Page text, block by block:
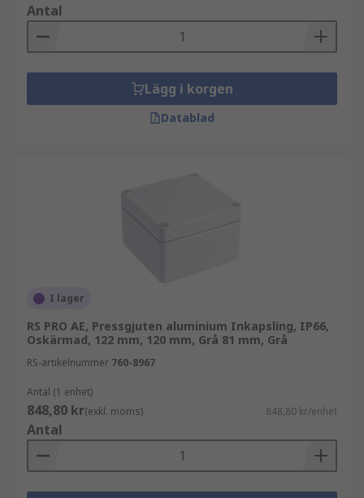
Antal
Lägg i korgen
Datablad
I lager
RS PRO AE, Pressgjuten aluminium Inkapsling, IP66,
Oskärmad, 122 mm, 120 mm, Grå 81 mm, Grå
RS-artikelnummer 760-8967
Antal (1 enhet)
848,80 kr(exkl. moms) 848,80 kr/enhet
Antal